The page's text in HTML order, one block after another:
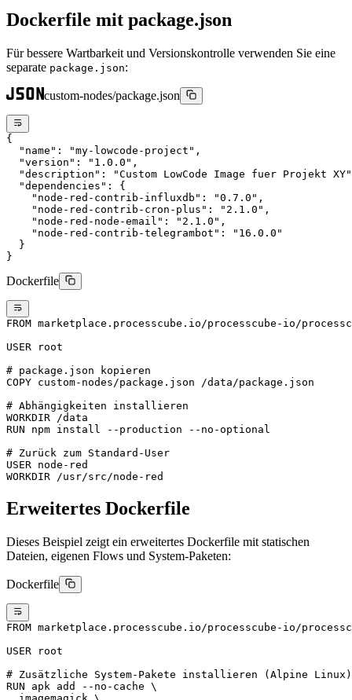
Dockerfile mit package.json
Für bessere Wartbarkeit und Versionskontrolle verwenden Sie eine
separate package.json:
custom-nodes/package.json
{
  "name"
: "my-lowcode-project" ,
  "version"
: "1.0.0" ,
  "description"
:
"Custom LowCode Image fuer Projekt XY"
  "dependencies"
: {
    "node-red-contrib-influxdb"
: "0.7.0" ,
    "node-red-contrib-cron-plus"
: "2.1.0" ,
    "node-red-node-email"
: "2.1.0" ,
    "node-red-contrib-telegrambot"
:
"16.0.0"
  }
}
Dockerfile
FROM marketplace.processcube.io/processcube-io/
USER root
# package.json kopieren
COPY custom-nodes/package.json /data/package.json
# Abhängigkeiten installieren
WORKDIR /data
RUN npm install --production --no-optional
# Zurück zum Standard-User
USER node-red
WORKDIR /usr/src/node-red
Erweitertes Dockerfile
Dieses Beispiel zeigt ein erweitertes Dockerfile mit statischen
Dateien, eigenen Flows und System-Paketen:
Dockerfile
FROM marketplace.processcube.io/processcube-io/
USER root
# Zusätzliche System-Pakete installieren (Alpine Linux)
RUN apk add --no-cache \